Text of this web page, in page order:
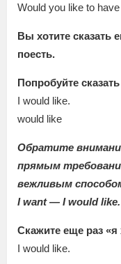
Would you like to
Вы хотите сказать
поесть.
Попробуйте
I would like.
would like
Обратите
прямым
вежливым
I want — I would like.
Скажите еще раз «я
I would like.